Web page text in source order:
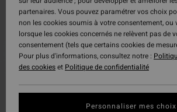
partenaires. Vous pouvez paramétrer vos choix
non les cookies soumis à votre consentement, ou
lorsque les cookies concernés ne relèvent pas de
consentement (tels que certains cookies de
Pour plus d'informations, consultez notre :
des cookieset Politique de confidentialité
Personnaliser mes choix